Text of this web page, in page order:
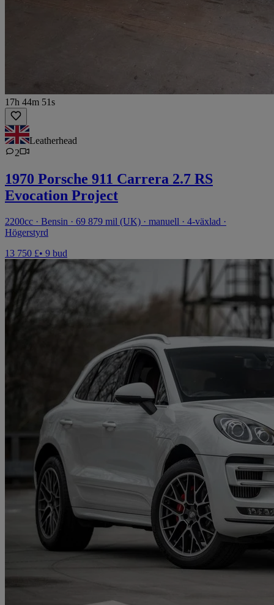
17h 44m 51s
Leatherhead
2
1970 Porsche 911 Carrera 2.7 RS
Evocation Project
2200cc · Bensin · 69 879 mil (UK) · manuell · 4-växlad ·
Högerstyrd
13 750 £• 9 bud